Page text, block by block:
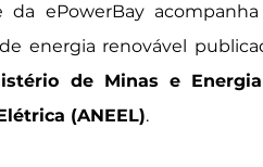
da ePowerBay
energia renovável
de Minas e
(ANEEL).